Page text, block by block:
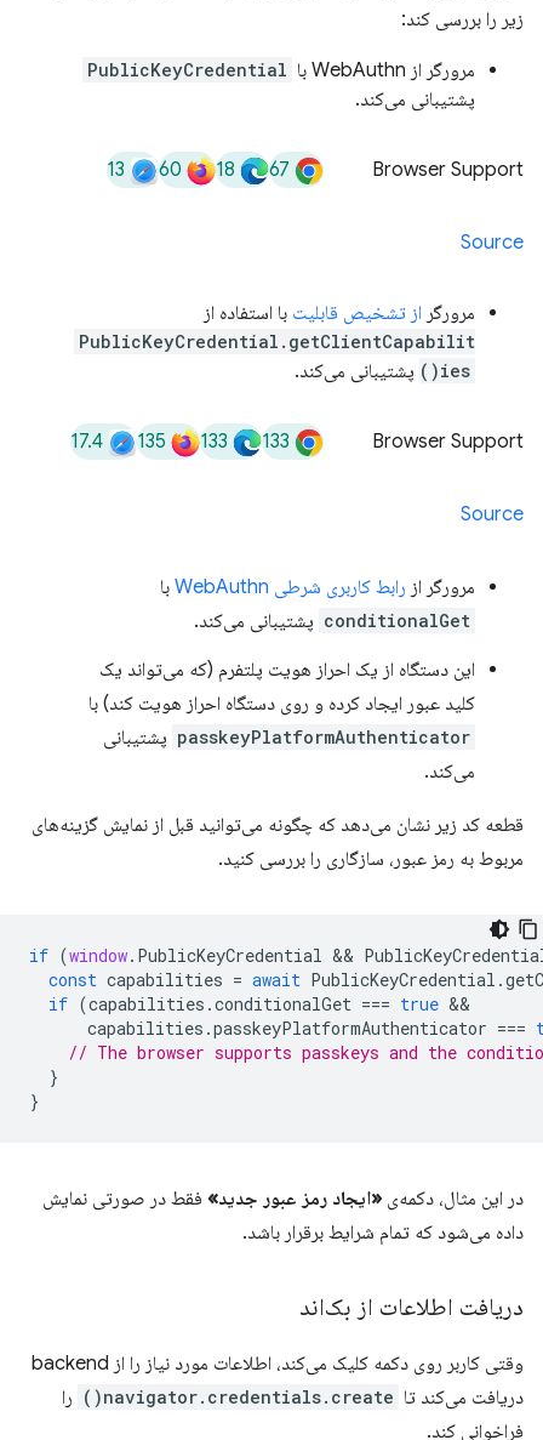
زیر را بررسی کند:
مرورگر از WebAuthn با PublicKeyCredential
پشتیبانی می‌کند.
Browser Support
67
18
60
13
Source
مرورگر از تشخیص قابلیت با استفاده از
PublicKeyCredential.getClientCapabilit
ies()
پشتیبانی می‌کند.
Browser Support
133
133
135
17.4
Source
مرورگر از رابط کاربری شرطی WebAuthn با
conditionalGet پشتیبانی می‌کند.
این دستگاه از یک احراز هویت پلتفرم (که می‌تواند یک
کلید عبور ایجاد کرده و روی دستگاه احراز هویت کند) با
passkeyPlatformAuthenticator پشتیبانی
می‌کند.
قطعه کد زیر نشان می‌دهد که چگونه می‌توانید قبل از نمایش گزینه‌های
مربوط به رمز عبور، سازگاری را بررسی کنید.
if (window. PublicKeyCredential &&
const capabilities = await PublicKeyCredential .
if (capabilities .conditionalGet === true
capabilities .passkeyPlatformAuthenticator ===
// The browser supports passkeys and the
}
}
در این مثال، دکمه‌ی «ایجاد رمز عبور جدید» فقط در صورتی نمایش
داده می‌شود که تمام شرایط برقرار باشد.
دریافت اطلاعات از بک‌اند
وقتی کاربر روی دکمه کلیک می‌کند، اطلاعات مورد نیاز را از backend
دریافت می‌کند تا navigator.credentials.create()
را
فراخوانی کند.